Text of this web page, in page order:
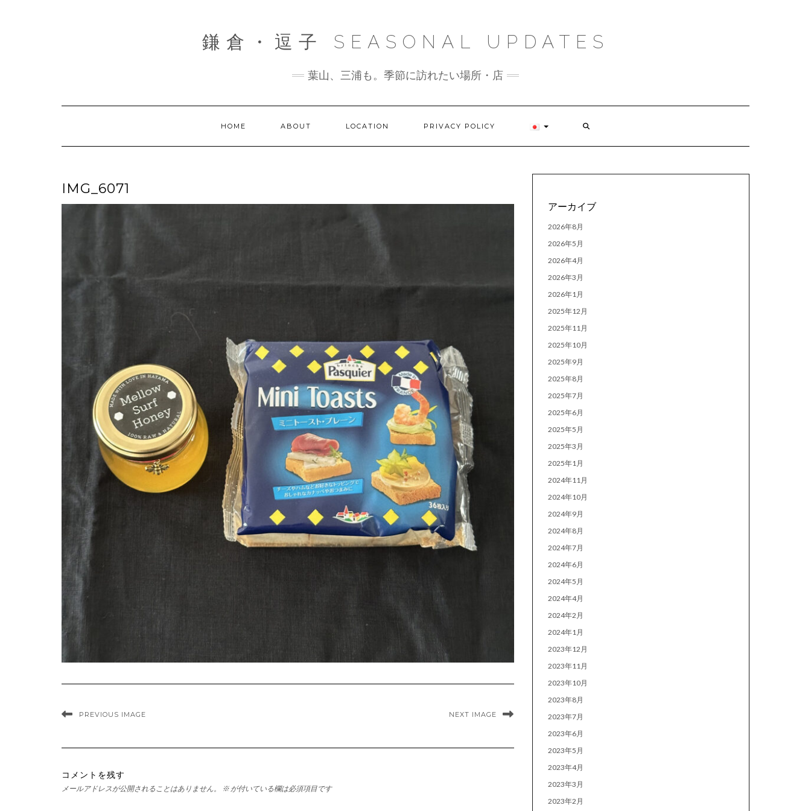
鎌倉・逗子 SEASONAL UPDATES
葉山、三浦も。季節に訪れたい場所・店
HOME ABOUT LOCATION PRIVACY POLICY
IMG_6071
PREVIOUS IMAGE NEXT IMAGE
コメントを残す
メールアドレスが公開されることはありません。 ※ が付いている欄は必須項目です
アーカイブ
2026年8月
2026年5月
2026年4月
2026年3月
2026年1月
2025年12月
2025年11月
2025年10月
2025年9月
2025年8月
2025年7月
2025年6月
2025年5月
2025年3月
2025年1月
2024年11月
2024年10月
2024年9月
2024年8月
2024年7月
2024年6月
2024年5月
2024年4月
2024年2月
2024年1月
2023年12月
2023年11月
2023年10月
2023年8月
2023年7月
2023年6月
2023年5月
2023年4月
2023年3月
2023年2月